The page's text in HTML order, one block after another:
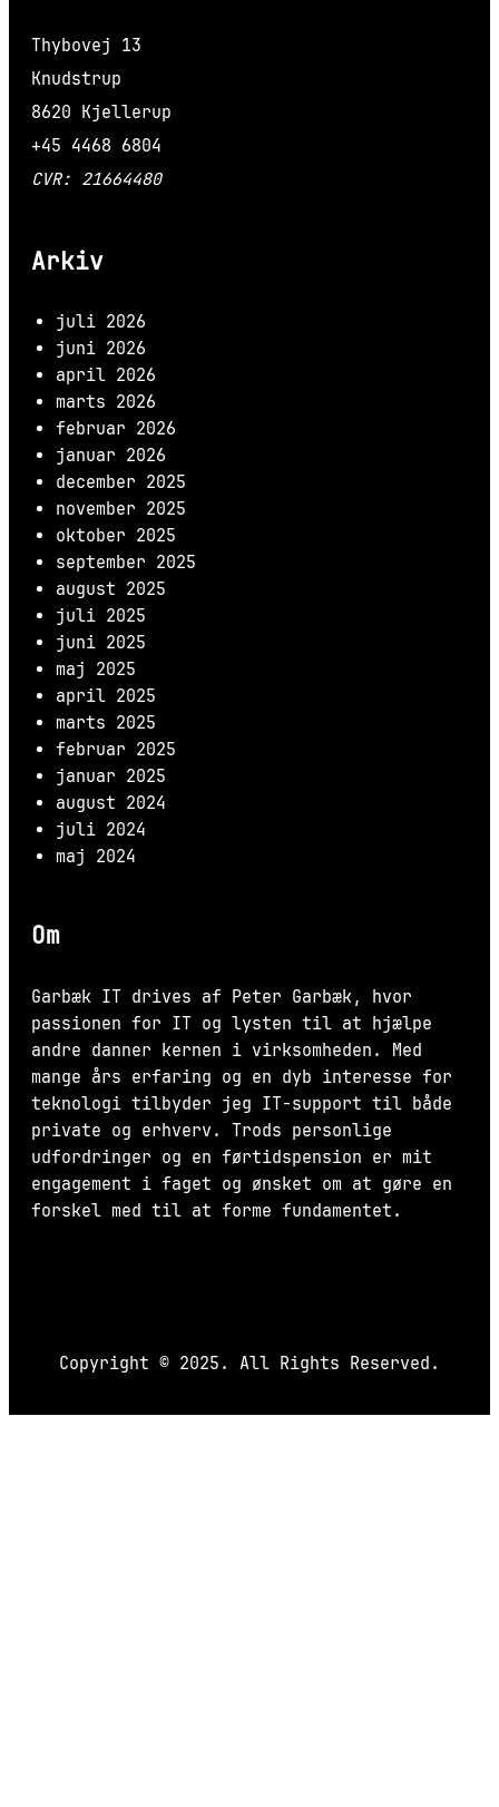
Thybovej 13
Knudstrup
8620 Kjellerup
+45 4468 6804
CVR: 21664480
Arkiv
juli 2026
juni 2026
april 2026
marts 2026
februar 2026
januar 2026
december 2025
november 2025
oktober 2025
september 2025
august 2025
juli 2025
juni 2025
maj 2025
april 2025
marts 2025
februar 2025
januar 2025
august 2024
juli 2024
maj 2024
Om
Garbæk IT drives af Peter Garbæk, hvor
passionen for IT og lysten til at hjælpe
andre danner kernen i virksomheden. Med
mange års erfaring og en dyb interesse for
teknologi tilbyder jeg IT-support til både
private og erhverv. Trods personlige
udfordringer og en førtidspension er mit
engagement i faget og ønsket om at gøre en
forskel med til at forme fundamentet.
Copyright © 2025. All Rights Reserved.